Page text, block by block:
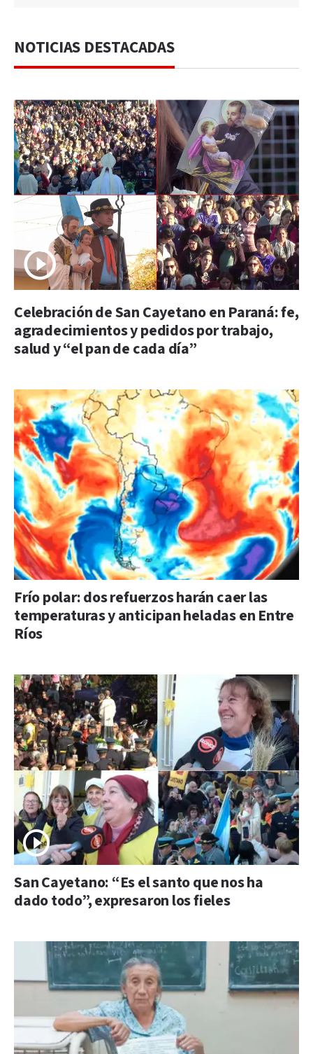
NOTICIAS DESTACADAS
Celebración de San Cayetano en Paraná: fe,
agradecimientos y pedidos por trabajo,
salud y “el pan de cada día”
Frío polar: dos refuerzos harán caer las
temperaturas y anticipan heladas en Entre
Ríos
San Cayetano: “Es el santo que nos ha
dado todo”, expresaron los fieles